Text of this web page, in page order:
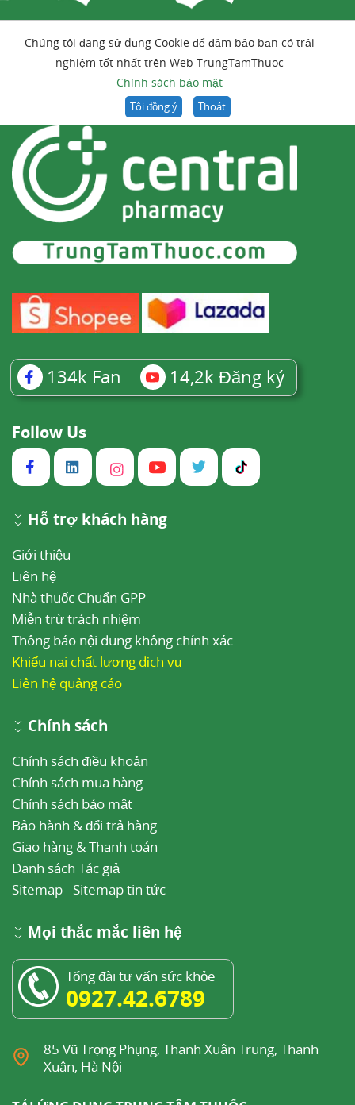
Chúng tôi đang sử dụng Cookie để đảm bảo bạn có trải
nghiệm tốt nhất trên Web TrungTamThuoc
Chính sách bảo mật
Tôi đồng ý Thoát
134k Fan 14,2k Đăng ký
Follow Us
Hỗ trợ khách hàng
Giới thiệu
Liên hệ
Nhà thuốc Chuẩn GPP
Miễn trừ trách nhiệm
Thông báo nội dung không chính xác
Khiếu nại chất lượng dịch vụ
Liên hệ quảng cáo
Chính sách
Chính sách điều khoản
Chính sách mua hàng
Chính sách bảo mật
Bảo hành & đổi trả hàng
Giao hàng & Thanh toán
Danh sách Tác giả
Sitemap- Sitemap tin tức
Mọi thắc mắc liên hệ
Tổng đài tư vấn sức khỏe
0927.42.6789
85 Vũ Trọng Phụng, Thanh Xuân Trung, Thanh
Xuân, Hà Nội